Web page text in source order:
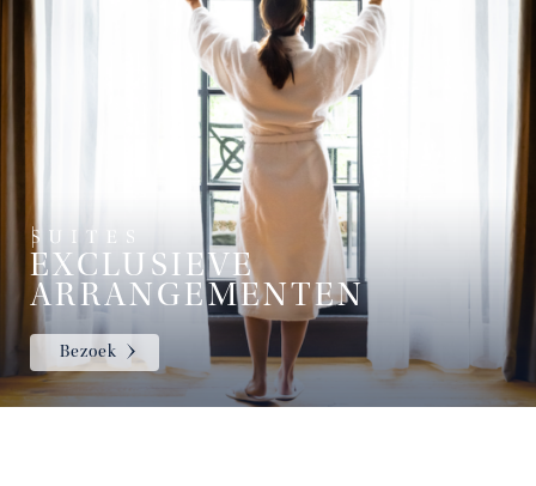
EXCLUSIEVE
ARRANGEMENTEN
Bezoek